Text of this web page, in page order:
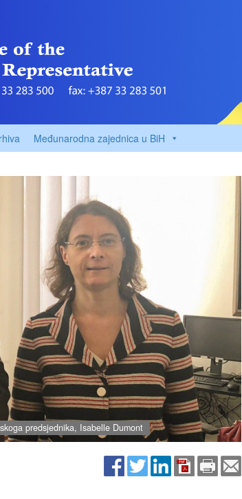
Međunarodna zajednica u BiH
predsjednika, Isabelle Dumont